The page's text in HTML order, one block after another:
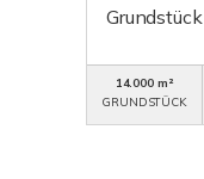
Grundstück
14.000 m²
GRUNDSTÜCK